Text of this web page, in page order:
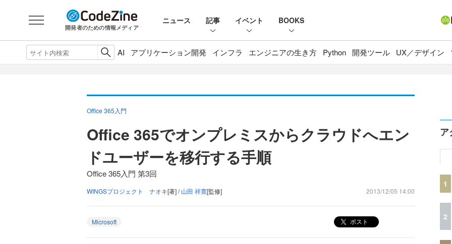
開発者のための情報メディア
ニュース 記事 イベント BOOKS
AI アプリケーション開発 インフラ エンジニアの生き方 Python 開発ツール UX／デザイン
Office 365入門
Office 365でオンプレミスからクラウドへエン
ドユーザーを移行する手順
Office 365入門 第3回
WINGSプロジェクト ナオキ[著] /山田 祥寛[監修] 2013/12/05 14:00
Microsoft ポスト
ア
1
2